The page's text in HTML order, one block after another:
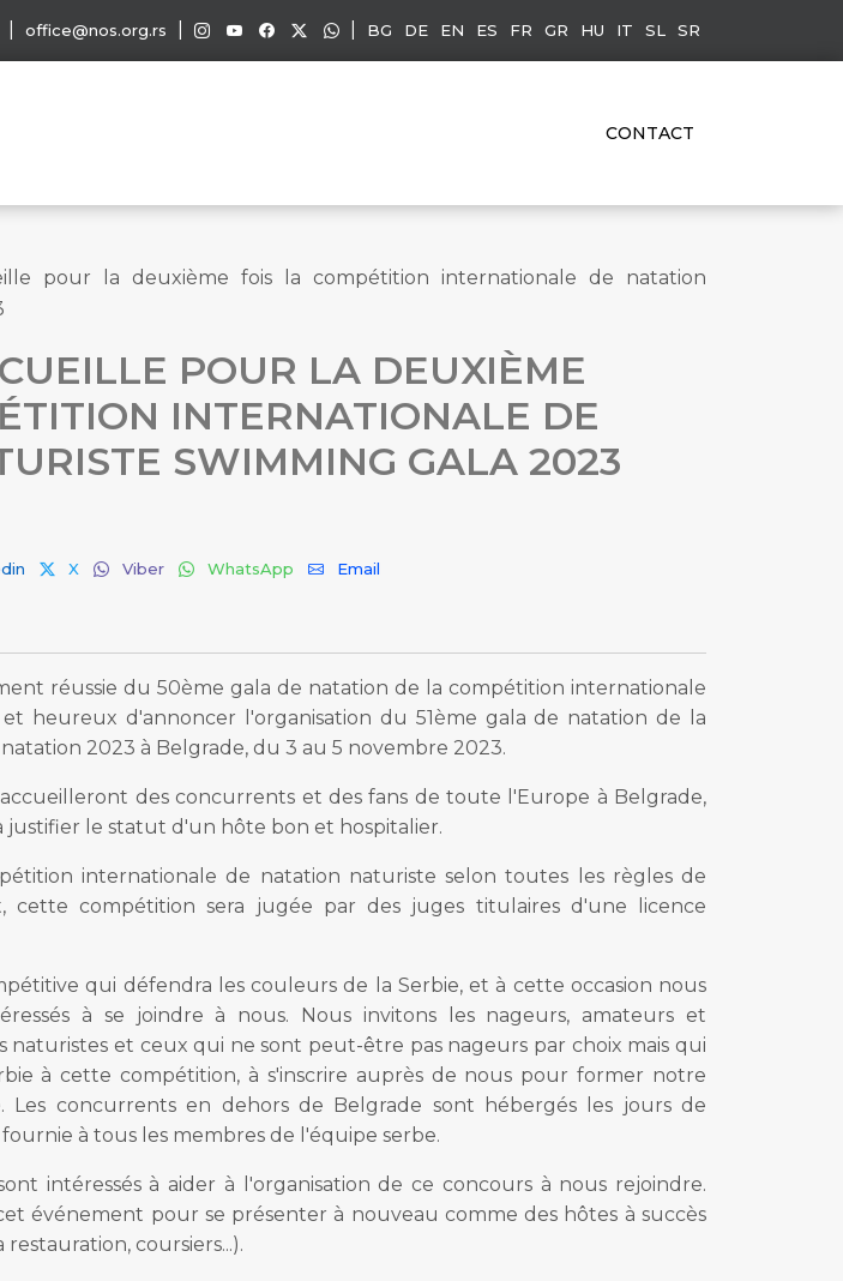
office@nos.org.rs BG DE EN ES FR GR HU IT SL SR
CONTACT
pour la deuxième fois la compétition internationale de natation
POUR LA DEUXIÈME
INTERNATIONALE DE
SWIMMING GALA 2023
X Viber WhatsApp Email
réussie du 50ème gala de natation de la compétition internationale
heureux d'annoncer l'organisation du 51ème gala de natation de la
2023 à Belgrade, du 3 au 5 novembre 2023.
accueilleront des concurrents et des fans de toute l'Europe à Belgrade,
justifier le statut d'un hôte bon et hospitalier.
internationale de natation naturiste selon toutes les règles de
cette compétition sera jugée par des juges titulaires d'une licence
qui défendra les couleurs de la Serbie, et à cette occasion nous
à se joindre à nous. Nous invitons les nageurs, amateurs et
naturistes et ceux qui ne sont peut-être pas nageurs par choix mais qui
à cette compétition, à s'inscrire auprès de nous pour former notre
Les concurrents en dehors de Belgrade sont hébergés les jours de
à tous les membres de l'équipe serbe.
intéressés à aider à l'organisation de ce concours à nous rejoindre.
événement pour se présenter à nouveau comme des hôtes à succès
coursiers...).